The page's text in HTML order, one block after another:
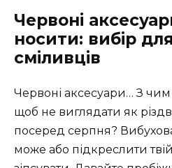
Червоні
носити: вибір
сміливців
Червоні аксесуари… З
щоб не виглядати як
посеред серпня?
може або підкреслити